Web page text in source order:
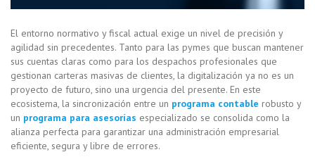
El entorno normativo y fiscal actual exige un nivel de precisión y
agilidad sin precedentes. Tanto para las pymes que buscan mantener
sus cuentas claras como para los despachos profesionales que
gestionan carteras masivas de clientes, la digitalización ya no es un
proyecto de futuro, sino una urgencia del presente. En este
ecosistema, la sincronización entre un programa contable robusto y
un programa para asesorías especializado se consolida como la
alianza perfecta para garantizar una administración empresarial
eficiente, segura y libre de errores.